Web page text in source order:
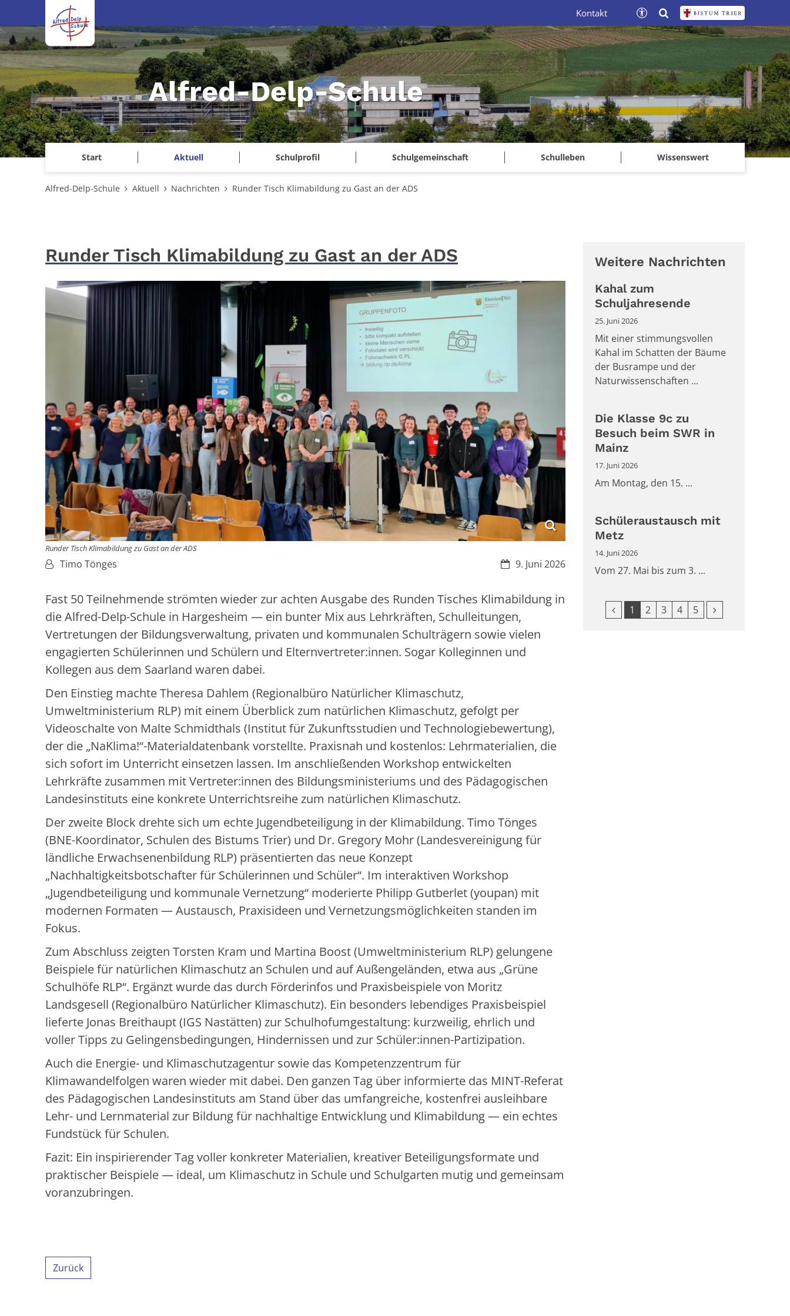
Zum Inhalt springen
Alfred-Delp-Schule
Start Aktuell Schulprofil Schulgemeinschaft Schulleben Wissenswert
Kontakt
Alfred-Delp-Schule Aktuell Nachrichten Runder Tisch Klimabildung zu Gast an der ADS
Runder Tisch Klimabildung zu Gast an der ADS
Runder Tisch Klimabildung zu Gast an der ADS
Datum:
9. Juni 2026
Von:Timo Tönges
Fast 50 Teilnehmende strömten wieder zur achten Ausgabe des Runden Tisches Klimabildung in
die Alfred-Delp-Schule in Hargesheim — ein bunter Mix aus Lehrkräften, Schulleitungen,
Vertretungen der Bildungsverwaltung, privaten und kommunalen Schulträgern sowie vielen
engagierten Schülerinnen und Schülern und Elternvertreter:innen. Sogar Kolleginnen und
Kollegen aus dem Saarland waren dabei.
Den Einstieg machte Theresa Dahlem (Regionalbüro Natürlicher Klimaschutz,
Umweltministerium RLP) mit einem Überblick zum natürlichen Klimaschutz, gefolgt per
Videoschalte von Malte Schmidthals (Institut für Zukunftsstudien und Technologiebewertung),
der die „NaKlima!“-Materialdatenbank vorstellte. Praxisnah und kostenlos: Lehrmaterialien, die
sich sofort im Unterricht einsetzen lassen. Im anschließenden Workshop entwickelten
Lehrkräfte zusammen mit Vertreter:innen des Bildungsministeriums und des Pädagogischen
Landesinstituts eine konkrete Unterrichtsreihe zum natürlichen Klimaschutz.
Der zweite Block drehte sich um echte Jugendbeteiligung in der Klimabildung. Timo Tönges
(BNE-Koordinator, Schulen des Bistums Trier) und Dr. Gregory Mohr (Landesvereinigung für
ländliche Erwachsenenbildung RLP) präsentierten das neue Konzept
„Nachhaltigkeitsbotschafter für Schülerinnen und Schüler“. Im interaktiven Workshop
„Jugendbeteiligung und kommunale Vernetzung“ moderierte Philipp Gutberlet (youpan) mit
modernen Formaten — Austausch, Praxisideen und Vernetzungsmöglichkeiten standen im
Fokus.
Zum Abschluss zeigten Torsten Kram und Martina Boost (Umweltministerium RLP) gelungene
Beispiele für natürlichen Klimaschutz an Schulen und auf Außengeländen, etwa aus „Grüne
Schulhöfe RLP“. Ergänzt wurde das durch Förderinfos und Praxisbeispiele von Moritz
Landsgesell (Regionalbüro Natürlicher Klimaschutz). Ein besonders lebendiges Praxisbeispiel
lieferte Jonas Breithaupt (IGS Nastätten) zur Schulhofumgestaltung: kurzweilig, ehrlich und
voller Tipps zu Gelingensbedingungen, Hindernissen und zur Schüler:innen-Partizipation.
Auch die Energie- und Klimaschutzagentur sowie das Kompetenzzentrum für
Klimawandelfolgen waren wieder mit dabei. Den ganzen Tag über informierte das MINT-Referat
des Pädagogischen Landesinstituts am Stand über das umfangreiche, kostenfrei ausleihbare
Lehr- und Lernmaterial zur Bildung für nachhaltige Entwicklung und Klimabildung — ein echtes
Fundstück für Schulen.
Fazit: Ein inspirierender Tag voller konkreter Materialien, kreativer Beteiligungsformate und
praktischer Beispiele — ideal, um Klimaschutz in Schule und Schulgarten mutig und gemeinsam
voranzubringen.
Zurück
Weitere Nachrichten
Kahal zum
Schuljahresende
25. Juni 2026
Mit einer stimmungsvollen
Kahal im Schatten der Bäume
der Busrampe und der
Naturwissenschaften ...
Die Klasse 9c zu
Besuch beim SWR in
Mainz
17. Juni 2026
Am Montag, den 15. ...
Schüleraustausch mit
Metz
14. Juni 2026
Vom 27. Mai bis zum 3. ...
Vorherige Seite
1 2 3 4 5 Nächste Seite